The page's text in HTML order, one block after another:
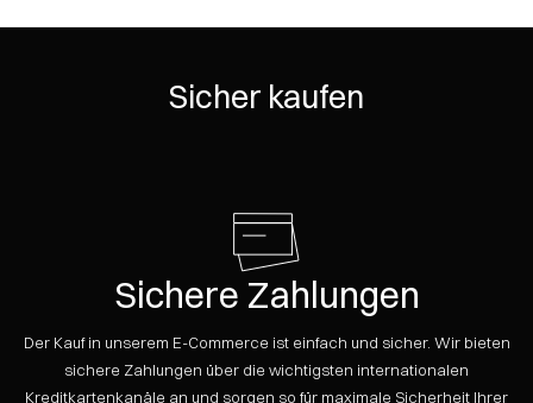
Sicher kaufen
Sichere Zahlungen
Der Kauf in unserem E-Commerce ist einfach und sicher. Wir bieten
sichere Zahlungen über die wichtigsten internationalen
Kreditkartenkanäle an und sorgen so für maximale Sicherheit Ihrer